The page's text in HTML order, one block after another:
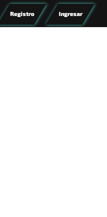
Registro Ingresar